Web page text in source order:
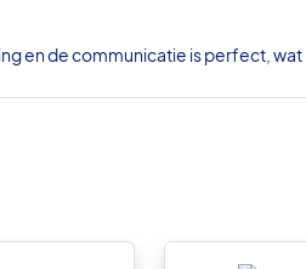
en de communicatie is perfect,